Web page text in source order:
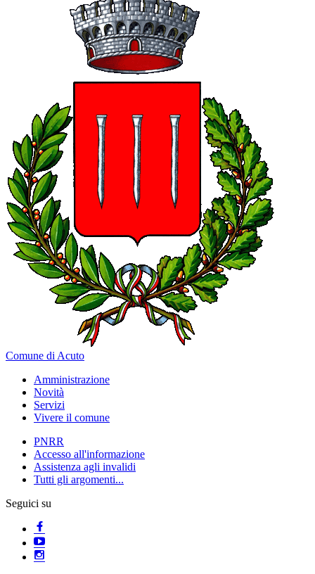
Comune di Acuto
Amministrazione
Novità
Servizi
Vivere il comune
PNRR
Accesso all'informazione
Assistenza agli invalidi
Tutti gli argomenti...
Seguici su